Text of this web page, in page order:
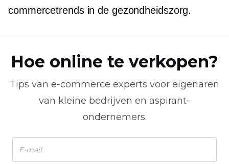
commercetrends in de gezondheidszorg.
Hoe online te verkopen?
Tips van e-commerce experts voor eigenaren
van kleine bedrijven en aspirant-
ondernemers.